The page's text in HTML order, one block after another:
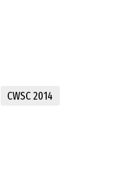
CWSC 2014